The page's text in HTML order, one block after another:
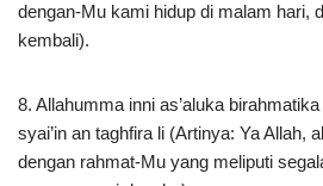
dengan-Mu kami hidup di malam hari,
kembali).
8. Allahumma inni as’aluka
syai’in an taghfira li (Artinya: Ya Allah,
dengan rahmat-Mu yang meliputi